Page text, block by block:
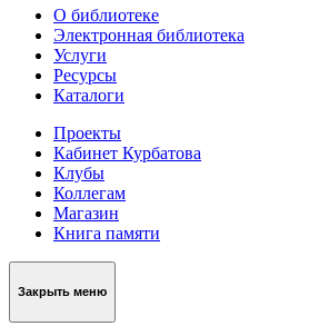
О библиотеке
Электронная библиотека
Услуги
Ресурсы
Каталоги
Проекты
Кабинет Курбатова
Клубы
Коллегам
Магазин
Книга памяти
Закрыть меню